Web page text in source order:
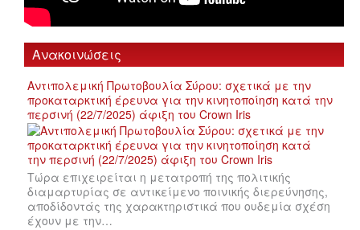
Ανακοινώσεις
Αντιπολεμική Πρωτοβουλία Σύρου: σχετικά με την
προκαταρκτική έρευνα για την κινητοποίηση κατά την
περσινή (22/7/2025) άφιξη του Crown Iris
Τώρα επιχειρείται η μετατροπή της πολιτικής
διαμαρτυρίας σε αντικείμενο ποινικής διερεύνησης,
αποδίδοντάς της χαρακτηριστικά που ουδεμία σχέση
έχουν με την…